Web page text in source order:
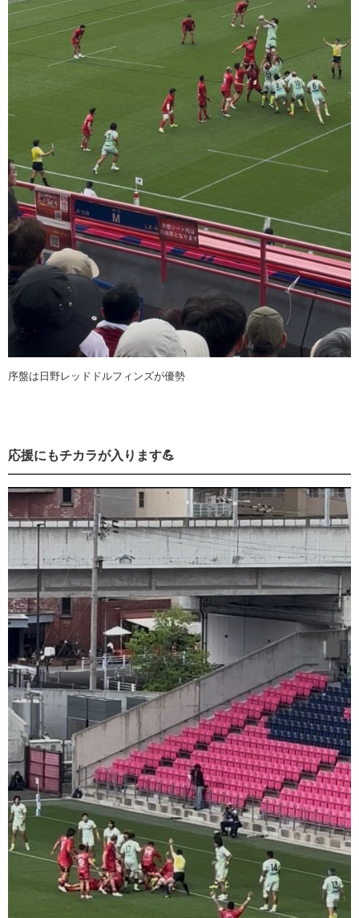
序盤は日野レッドドルフィンズが優勢
応援にもチカラが入ります💪